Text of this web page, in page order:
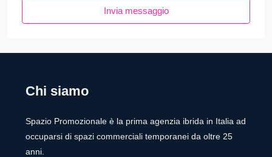
Invia messaggio
Chi siamo
Spazio Promozionale è la prima agenzia ibrida in Italia ad
occuparsi di spazi commerciali temporanei da oltre 25
anni.